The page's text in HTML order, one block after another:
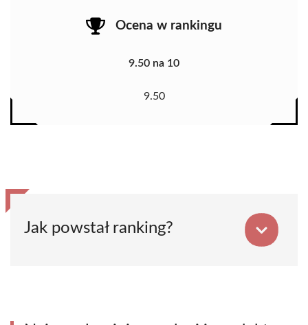
Ocena w rankingu
9.50 na 10
9.50
Jak powstał ranking?